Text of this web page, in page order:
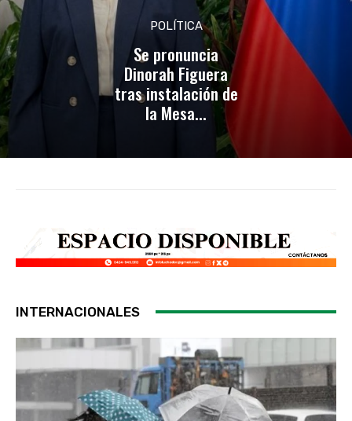
POLÍTICA
Se pronuncia
Dinorah Figuera
tras instalación de
la Mesa...
INTERNACIONALES